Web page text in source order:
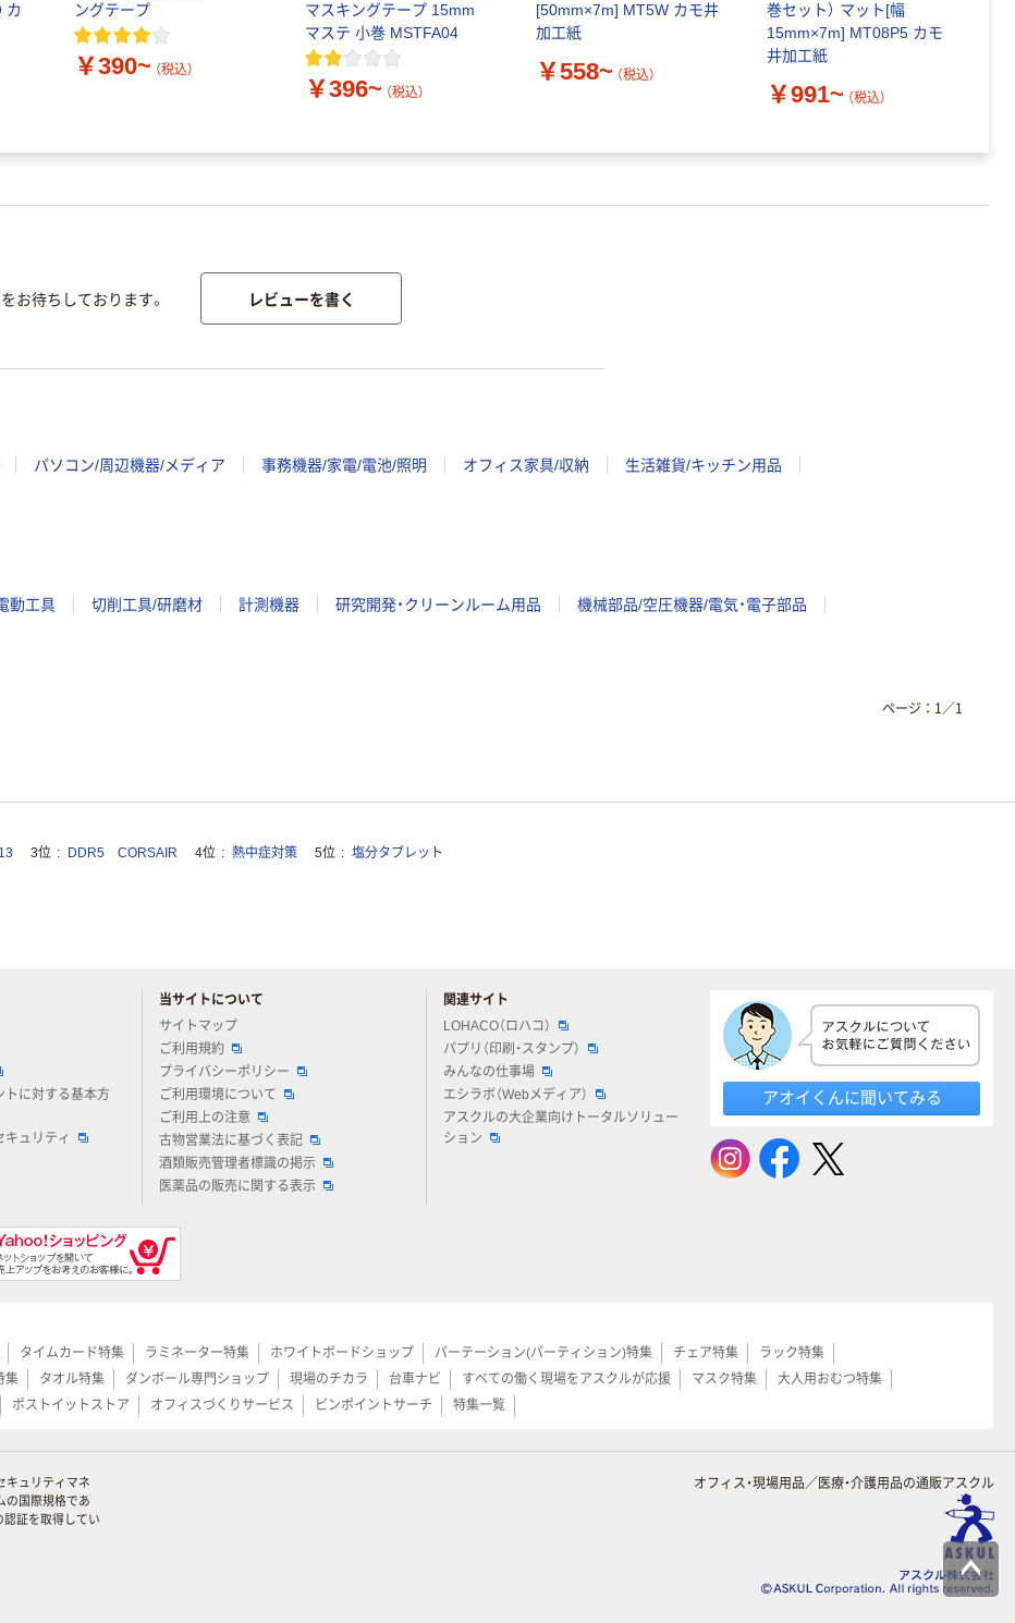
カ
ングテープ
￥390~ （税込）
マスキングテープ 15mm
マステ 小巻 MSTFA04
￥396~ （税込）
[50mm×7m] MT5W カモ井
加工紙
￥558~ （税込）
巻セット） マット[幅
15mm×7m] MT08P5 カモ
井加工紙
￥991~ （税込）
お待ちしております。 レビューを書く
パソコン/周辺機器/メディア 事務機器/家電/電池/照明 オフィス家具/収納 生活雑貨/キッチン用品
動工具 切削工具/研磨材 計測機器 研究開発・クリーンルーム用品 機械部品/空圧機器/電気・電子部品
ページ： 1 ／1
3位 DDR5 CORSAIR 4位 熱中症対策 5位 塩分タブレット
トに対する基本方
キュリティ
当サイトについて
サイトマップ
ご利用規約
プライバシーポリシー
ご利用環境について
ご利用上の注意
古物営業法に基づく表記
酒類販売管理者標識の掲示
医薬品の販売に関する表示
関連サイト
LOHACO（ロハコ）
パプリ（印刷・スタンプ）
みんなの仕事場
エシラボ（Webメディア）
アスクルの大企業向けトータルソリュー
ション
アオイくんに聞いてみる
タイムカード特集 ラミネーター特集 ホワイトボードショップ パーテーション(パーティション)特集 チェア特集
ラック特集
集 タオル特集 ダンボール専門ショップ 現場のチカラ 台車ナビ すべての働く現場をアスクルが応援 マスク特集
大人用おむつ特集
ポストイットストア オフィスづくりサービス ピンポイントサーチ 特集一覧
キュリティマネ
の国際規格であ
認証を取得してい
オフィス・現場用品／医療・介護用品の通販アスクル